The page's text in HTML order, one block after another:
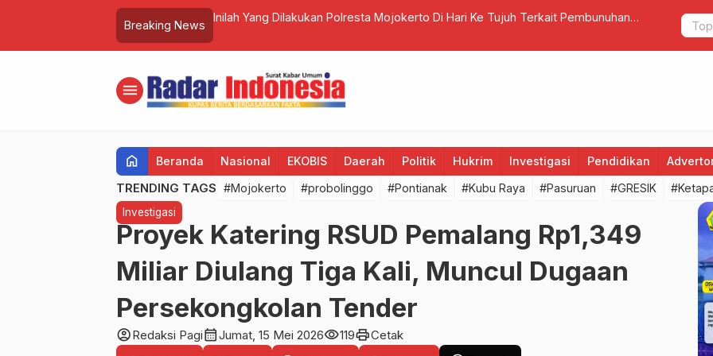
Breaking News
Motivasi Manajemen RSD
Daya Manusia sebagai Insan
Inilah Yang Dilakukan Polresta Mojokerto Di Hari Ke Tujuh Terkait Pembunuhan
Menduga
menu
home Beranda Nasional EKOBIS Daerah Politik Hukrim Investigasi Pendidikan
TRENDING TAGS #Mojokerto #probolinggo #Pontianak #Kubu Raya #Pasuruan #GRESIK
Investigasi
Proyek Katering RSUD Pemalang Rp1,349
Miliar Diulang Tiga Kali, Muncul Dugaan
Persekongkolan Tender ‎
account_circleRedaksi Pagicalendar_monthJumat, 15 Mei 2026visibility119printCetak